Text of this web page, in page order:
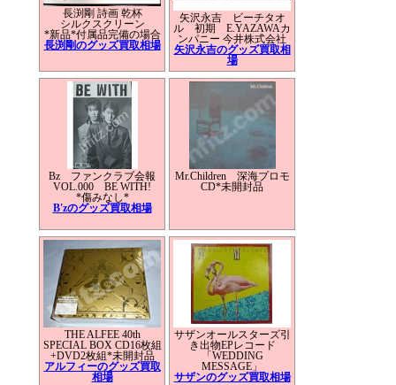
長渕剛 詩画 乾杯
シルクスクリーン
*新品*付属品完備の場合
長渕剛のグッズ買取相場
矢沢永吉 ビーチタオ
ル 初期 E.YAZAWAカ
ンパニー 今井株式会社
矢沢永吉のグッズ買取相
場
Bz ファンクラブ会報
VOL.000 BE WITH!
*傷みなし*
B'zのグッズ買取相場
Mr.Children 深海プロモ
CD*未開封品
THE ALFEE 40th
SPECIAL BOX CD16枚組
+DVD2枚組*未開封品
アルフィーのグッズ買取
相場
サザンオールスターズ引
き出物EPレコード
「WEDDING
MESSAGE」
サザンのグッズ買取相場